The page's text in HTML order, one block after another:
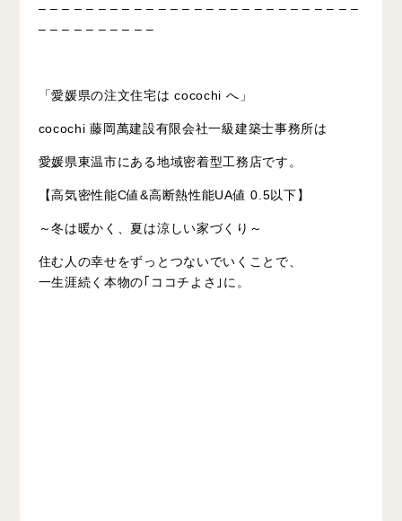
– – – – – – – – – – – – – – – – – – – – – – – – – – –
– – – – – – – – – –
「愛媛県の注文住宅は cocochi へ」
cocochi 藤岡萬建設有限会社一級建築士事務所は
愛媛県東温市にある地域密着型工務店です。
【高気密性能C値&高断熱性能UA値 0.5以下】
～冬は暖かく、夏は涼しい家づくり～
住む人の幸せをずっとつないでいくことで、
一生涯続く本物の｢ココチよさ｣に。